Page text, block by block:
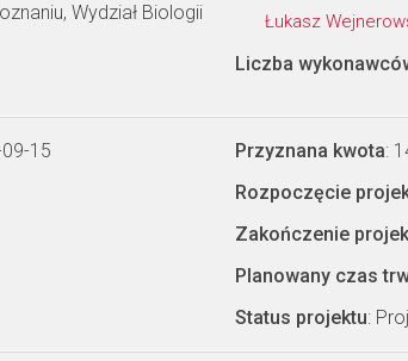
Wydział Biologii
Łukasz
Liczba
15 Przyznana kwota:
Rozpoczęcie
Zakończenie
Planowany czas
Status projektu: